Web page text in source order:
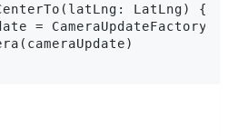
LatLng) {
=